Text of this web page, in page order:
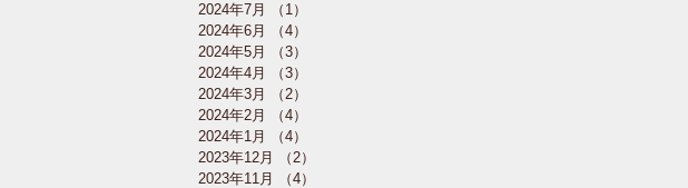
2024年7月
（1）
2024年6月
（4）
2024年5月
（3）
2024年4月
（3）
2024年3月
（2）
2024年2月
（4）
2024年1月
（4）
2023年12月
（2）
2023年11月
（4）